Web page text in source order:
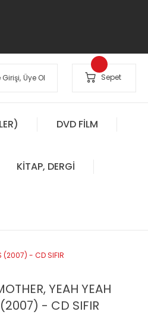
Girişi, Üye Ol Sepet
DVD FİLM
KİTAP, DERGİ
(2007) - CD SIFIR
YEAH YEAH
(2007) - CD SIFIR